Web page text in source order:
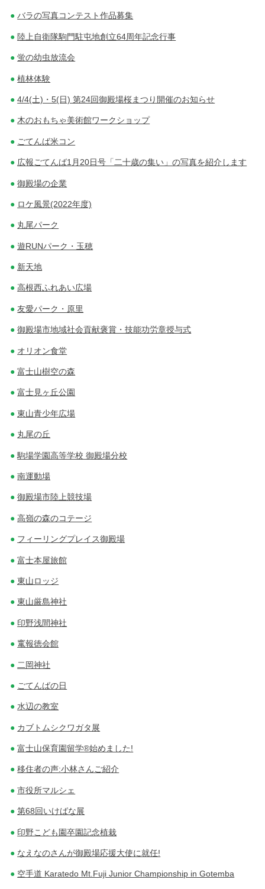
バラの写真コンテスト作品募集
陸上自衛隊駒門駐屯地創立64周年記念行事
蛍の幼虫放流会
植林体験
4/4(土)・5(日) 第24回御殿場桜まつり開催のお知らせ
木のおもちゃ美術館ワークショップ
ごてんば米コン
広報ごてんば1月20日号「二十歳の集い」の写真を紹介します
御殿場の企業
ロケ風景(2022年度)
丸尾パーク
遊RUNパーク・玉穂
新天地
高根西ふれあい広場
友愛パーク・原里
御殿場市地域社会貢献褒賞・技能功労章授与式
オリオン食堂
富士山樹空の森
富士見ヶ丘公園
東山青少年広場
丸尾の丘
駒場学園高等学校 御殿場分校
南運動場
御殿場市陸上競技場
高嶺の森のコテージ
フィーリングプレイス御殿場
富士本屋旅館
東山ロッジ
東山厳島神社
印野浅間神社
竃報徳会館
二岡神社
ごてんばの日
水辺の教室
カブトムシクワガタ展
富士山保育園留学®始めました!
移住者の声:小林さんご紹介
市役所マルシェ
第68回いけばな展
印野こども園卒園記念植栽
なえなのさんが御殿場応援大使に就任!
空手道 Karatedo Mt.Fuji Junior Championship in Gotemba